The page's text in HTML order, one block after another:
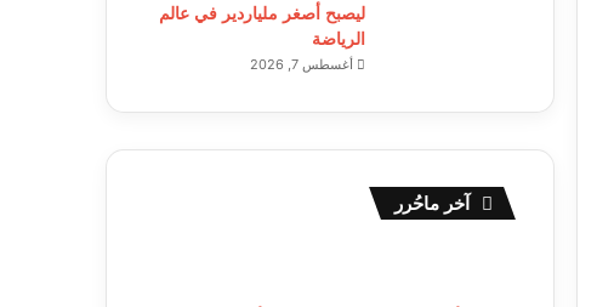
ليصبح أصغر ملياردير في عالم
الرياضة
أغسطس 7, 2026
آخر ماحُرر